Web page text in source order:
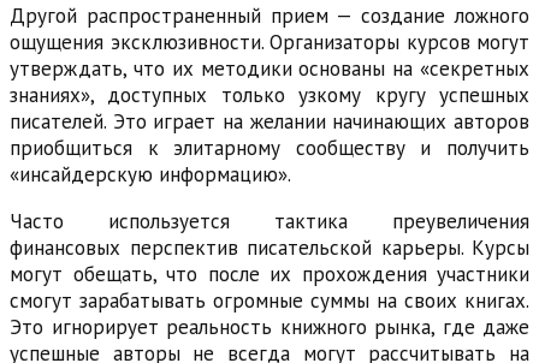
Другой распространенный прием — создание ложного
ощущения эксклюзивности. Организаторы курсов могут
утверждать, что их методики основаны на «секретных
знаниях», доступных только узкому кругу успешных
писателей. Это играет на желании начинающих авторов
приобщиться к элитарному сообществу и получить
«инсайдерскую информацию».
Часто используется тактика преувеличения
финансовых перспектив писательской карьеры. Курсы
могут обещать, что после их прохождения участники
смогут зарабатывать огромные суммы на своих книгах.
Это игнорирует реальность книжного рынка, где даже
успешные авторы не всегда могут рассчитывать на